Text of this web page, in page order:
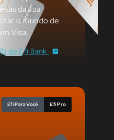
da sua
o mundo de
Visa.
do Efí Bank
Efí Para Você Efí Pro